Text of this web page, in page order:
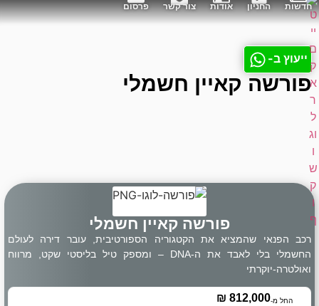
חדשות החניון אודות צור קשר פרסום
ייעוץ ב-
פורשה קאיין חשמלי
פורשה קאיין חשמלי
רכב הפנאי שהמציא את הקטגוריה הספורטיבית, עובר דירה לעולם
החשמלי בלי לאבד את ה-DNA – ומספק טיל בליסטי שקט, מרווח
ואולטרה-יוקרתי
החל מ- ₪ 812,000